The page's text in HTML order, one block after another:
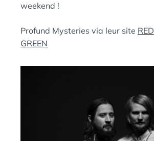
weekend !
Profund Mysteries via leur site RED
GREEN